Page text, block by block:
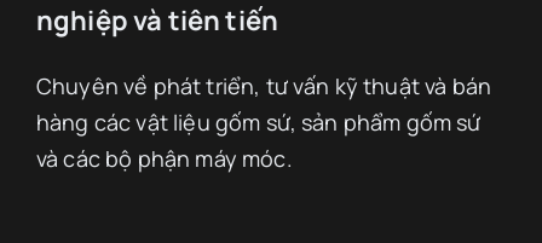
nghiệp và tiên tiến
Chuyên về phát triển, tư vấn kỹ thuật và bán
hàng các vật liệu gốm sứ, sản phẩm gốm sứ
và các bộ phận máy móc.